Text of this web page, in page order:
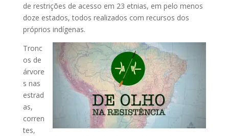
de restrições de acesso em 23 etnias, em pelo menos
doze estados, todos realizados com recursos dos
próprios indígenas.
Tronc
os de
árvore
s nas
estrad
as,
corren
tes,